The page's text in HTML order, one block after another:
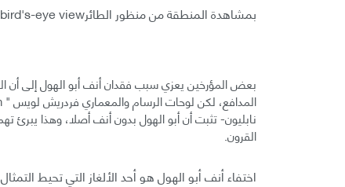
بمشاهدة المنطقة من منظور الطائرbird's-eye view لهذا السبب تحمّل الجنود تهمة فقدان أنف أبو الهول.
بعض المؤرخين يعزي سبب فقدان أنف أبو الهول إلى أن
نابليون- تثبت أن أبو الهول بدون أنف أصلا، وهذا يبرئ
القرون.
اختفاء أنف أبو الهول هو أحد الألغاز التي تحيط